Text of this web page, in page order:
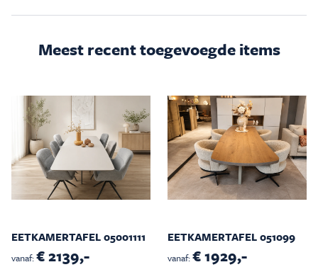
Meest recent toegevoegde items
EETKAMERTAFEL 05001111
vanaf:€ 2139,-
EETKAMERTAFEL 051099
vanaf:€ 1929,-